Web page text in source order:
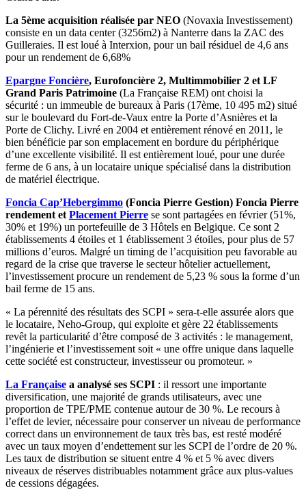
La 5ème acquisition réalisée par NEO (Novaxia Investissement)
consiste en un data center (3256m2) à Nanterre dans la ZAC des
Guilleraies. Il est loué à Interxion, pour un bail résiduel de 4,6 ans
pour un rendement de 6,68%
Epargne Foncière, Eurofoncière 2, Multimmobilier 2 et LF
Grand Paris Patrimoine (La Française REM) ont choisi la
sécurité : un immeuble de bureaux à Paris (17ème, 10 495 m2) situé
sur le boulevard du Fort-de-Vaux entre la Porte d’Asnières et la
Porte de Clichy. Livré en 2004 et entièrement rénové en 2011, le
bien bénéficie par son emplacement en bordure du périphérique
d’une excellente visibilité. Il est entièrement loué, pour une durée
ferme de 6 ans, à un locataire unique spécialisé dans la distribution
de matériel électrique.
Foncia Cap’Hebergimmo (Foncia Pierre Gestion) Foncia Pierre
rendement et Placement Pierre se sont partagées en février (51%,
30% et 19%) un portefeuille de 3 Hôtels en Belgique. Ce sont 2
établissements 4 étoiles et 1 établissement 3 étoiles, pour plus de 57
millions d’euros. Malgré un timing de l’acquisition peu favorable au
regard de la crise que traverse le secteur hôtelier actuellement,
l’investissement procure un rendement de 5,23 % sous la forme d’un
bail ferme de 15 ans.
« La pérennité des résultats des SCPI » sera-t-elle assurée alors que
le locataire, Neho-Group, qui exploite et gère 22 établissements
revêt la particularité d’être composé de 3 activités : le management,
l’ingénierie et l’investissement soit « une offre unique dans laquelle
cette société est constructeur, investisseur ou promoteur. »
La Française a analysé ses SCPI : il ressort une importante
diversification, une majorité de grands utilisateurs, avec une
proportion de TPE/PME contenue autour de 30 %. Le recours à
l’effet de levier, nécessaire pour conserver un niveau de performance
correct dans un environnement de taux très bas, est resté modéré
avec un taux moyen d’endettement sur les SCPI de l’ordre de 20 %.
Les taux de distribution se situent entre 4 % et 5 % avec divers
niveaux de réserves distribuables notamment grâce aux plus-values
de cessions dégagées.